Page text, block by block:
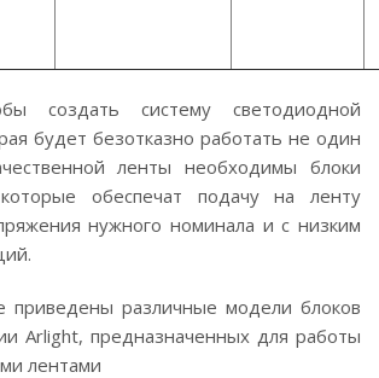
создать систему светодиодной
будет безотказно работать не один
ленты необходимы блоки
обеспечат подачу на ленту
нужного номинала и с низким
приведены различные модели блоков
Arlight, предназначенных для работы
лентами